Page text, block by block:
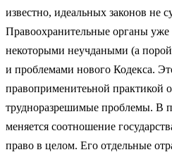
известно, идеальных законов не
Правоохранительные органы уже
некоторыми неучдаными (а
и проблемами нового Кодекса.
правоприменитеьной практикой
трудноразрешимые проблемы. В
меняется соотношение
право в целом. Его отдельные